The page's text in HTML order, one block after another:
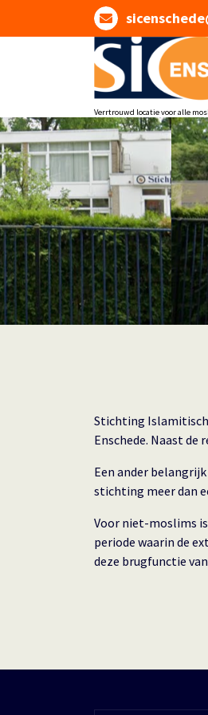
Verrtrouwd locatie voor alle
Stichting
Enschede. Naast
Een ander
stichting meer dan
Voor niet-moslims
periode waarin de
deze brugfunctie